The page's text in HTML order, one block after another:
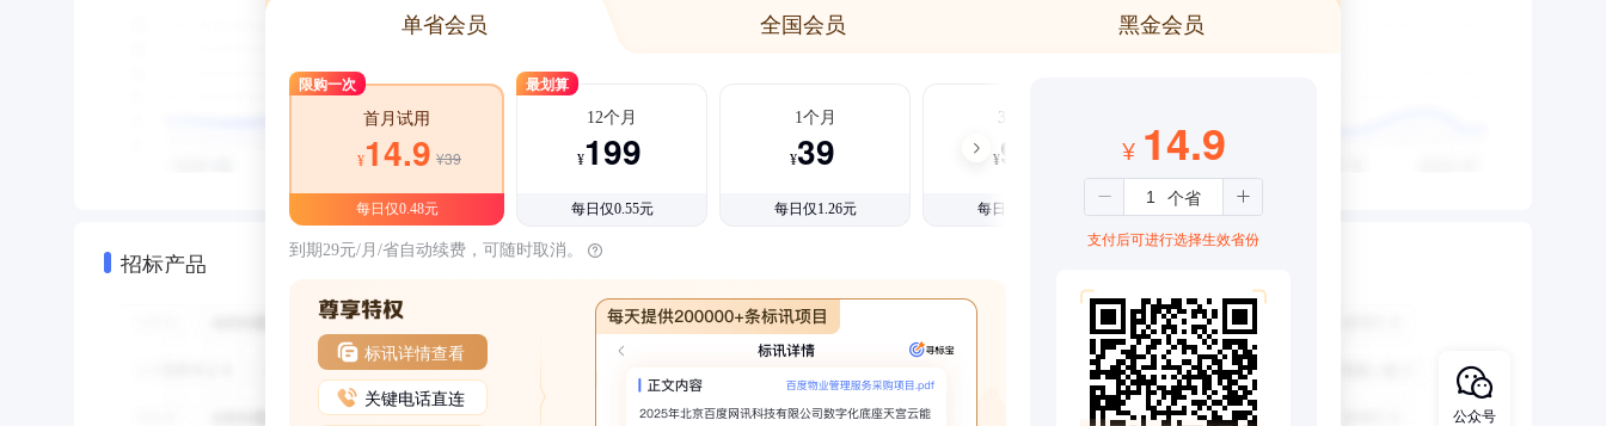
招标产品
单省会员 全国会员 黑金会员
限购一次
首月试用
¥14.9 ¥39
每日仅0.48元
最划算
12个月
¥199
每日仅0.55元
1个月
¥39
每日仅1.26元
3个月
¥99
每日仅1.08元
到期29元/月/省自动续费，可随时取消。
标讯详情查看
关键电话直连
¥ 14.9
支付后可进行选择生效省份
公众号